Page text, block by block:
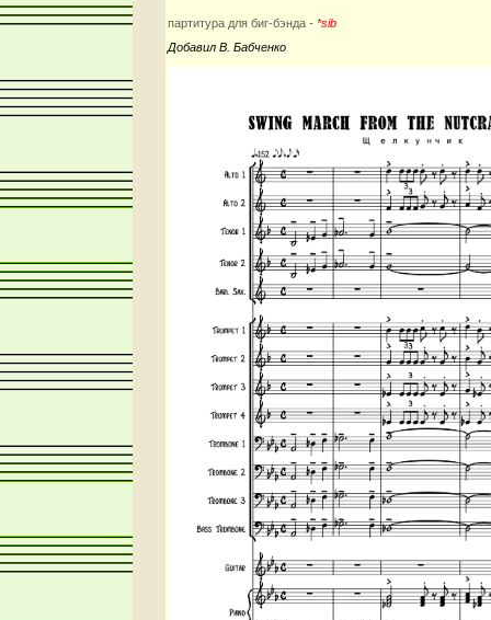
партитура для биг-бэнда - *sib
Добавил В. Бабченко